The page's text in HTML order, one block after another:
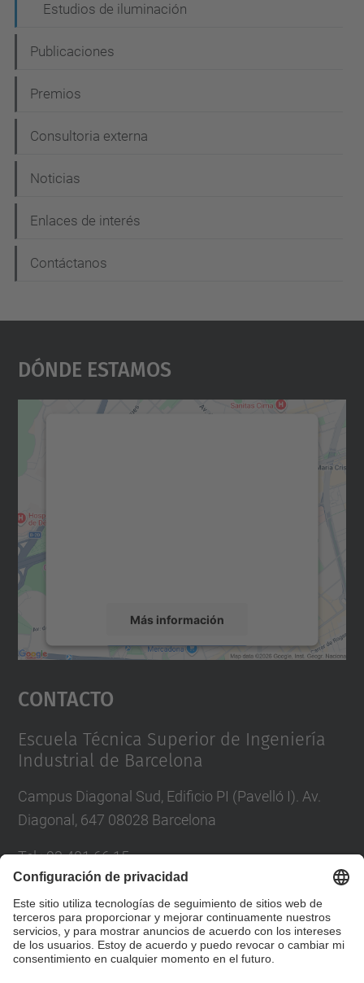
n
Estudios de iluminación
Publicaciones
Premios
Consultoria externa
Noticias
Enlaces de interés
Contáctanos
Dónde Estamos
Más información
Aceptar
powered by
Contacto
Escuela Técnica Superior de Ingeniería
Industrial de Barcelona
Campus Diagonal Sud, Edificio PI (Pavelló I). Av.
Diagonal, 647 08028 Barcelona
Tel.:93 401 66 15
Directorio UPC
Formulario de contacto